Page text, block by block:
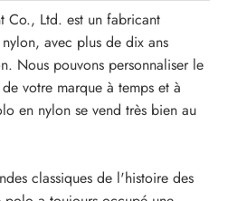
Co., Ltd. est un fabricant
avec plus de dix ans
Nous pouvons personnaliser le
votre marque à temps et à
en nylon se vend très bien au
classiques de l'histoire des